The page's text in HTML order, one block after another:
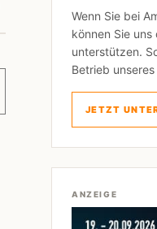
Wenn Sie bei
können Sie uns
unterstützen.
Betrieb
JETZT
ANZEIGE